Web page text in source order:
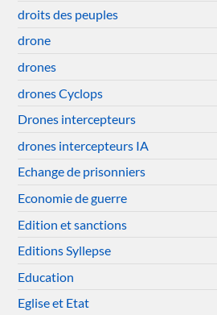
droits des peuples
drone
drones
drones Cyclops
Drones intercepteurs
drones intercepteurs IA
Echange de prisonniers
Economie de guerre
Edition et sanctions
Editions Syllepse
Education
Eglise et Etat